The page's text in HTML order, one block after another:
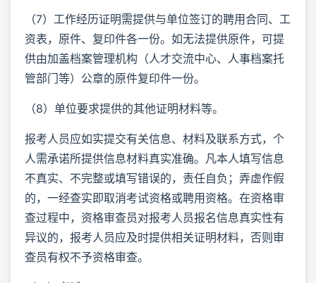
（7）工作经历证明需提供与单位签订的聘用合同、工
资表，原件、复印件各一份。如无法提供原件，可提
供由加盖档案管理机构（人才交流中心、人事档案托
管部门等）公章的原件复印件一份。
（8）单位要求提供的其他证明材料等。
报考人员应如实提交有关信息、材料及联系方式，个
人需承诺所提供信息材料真实准确。凡本人填写信息
不真实、不完整或填写错误的，责任自负；弄虚作假
的，一经查实即取消考试资格或聘用资格。在资格审
查过程中，资格审查员对报考人员报名信息真实性有
异议的，报考人员应及时提供相关证明材料，否则审
查员有权不予资格审查。